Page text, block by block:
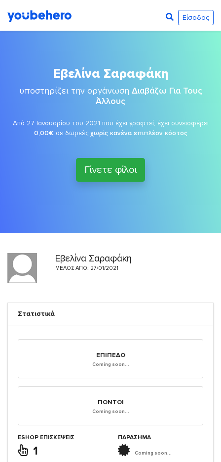
Είσοδος
Εβελίνα Σαραφάκη
υποστηρίζει την οργάνωση Διαβάζω Για Τους
Άλλους
Από 27 Ιανουαρίου του 2021 που έχει γραφτεί, έχει συνεισφέρει
0,00€ σε δωρεές χωρίς κανένα επιπλέον κόστος
Γίνετε φίλοι
Εβελίνα Σαραφάκη
ΜΈΛΟΣ ΑΠΌ: 27/01/2021
Στατιστικά
ΕΠΊΠΕΔΟ
Coming soon...
ΠΌΝΤΟΙ
Coming soon...
ESHOP ΕΠΙΣΚΈΨΕΙΣ
1
ΠΑΡΑΣΗΜΑ
Coming soon...